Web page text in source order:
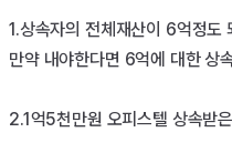
1.상속자의 전체재산이 6억정도
만약 내야한다면 6억에 대한 상
2.1억5천만원 오피스텔 상속받